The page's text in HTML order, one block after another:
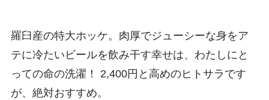
羅臼産の特大ホッケ。肉厚でジューシーな身をア
テに冷たいビールを飲み干す幸せは、わたしにと
っての命の洗濯！ 2,400円と高めのヒトサラです
が、絶対おすすめ。